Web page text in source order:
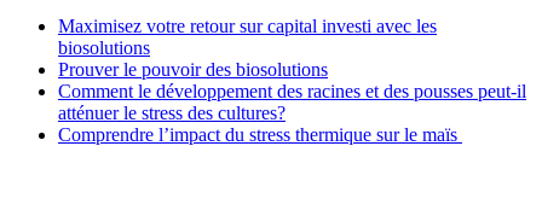
Maximisez votre retour sur capital investi avec les
biosolutions
Prouver le pouvoir des biosolutions
Comment le développement des racines et des pousses peut-il
atténuer le stress des cultures?
Comprendre l’impact du stress thermique sur le maïs